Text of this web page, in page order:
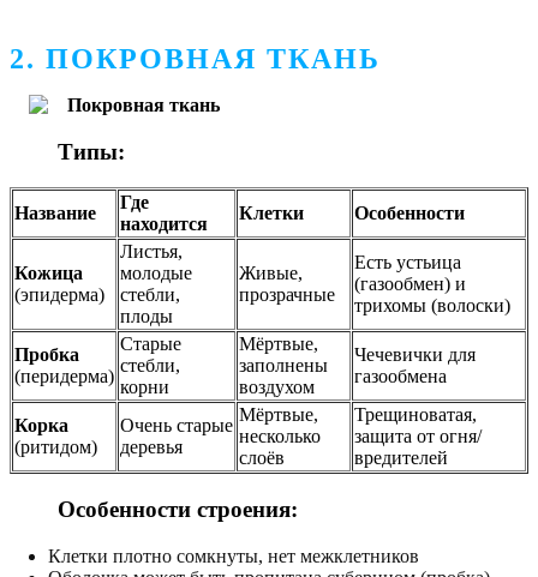
2. ПОКРОВНАЯ ТКАНЬ
Типы:
Название
Где
находится
Клетки Особенности
Кожица
(эпидерма)
Листья,
молодые
стебли,
плоды
Живые,
прозрачные
Есть устьица
(газообмен) и
трихомы (волоски)
Пробка
(перидерма)
Старые
стебли,
корни
Мёртвые,
заполнены
воздухом
Чечевички для
газообмена
Корка
(ритидом)
Очень старые
деревья
Мёртвые,
несколько
слоёв
Трещиноватая,
защита от огня/
вредителей
Особенности строения:
Клетки плотно сомкнуты, нет межклетников